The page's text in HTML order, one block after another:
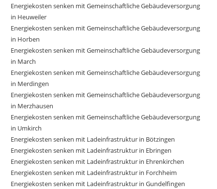
Energiekosten senken mit Gemeinschaftliche Gebäudeversorgung
in Heuweiler
Energiekosten senken mit Gemeinschaftliche Gebäudeversorgung
in Horben
Energiekosten senken mit Gemeinschaftliche Gebäudeversorgung
in March
Energiekosten senken mit Gemeinschaftliche Gebäudeversorgung
in Merdingen
Energiekosten senken mit Gemeinschaftliche Gebäudeversorgung
in Merzhausen
Energiekosten senken mit Gemeinschaftliche Gebäudeversorgung
in Umkirch
Energiekosten senken mit Ladeinfrastruktur in Bötzingen
Energiekosten senken mit Ladeinfrastruktur in Ebringen
Energiekosten senken mit Ladeinfrastruktur in Ehrenkirchen
Energiekosten senken mit Ladeinfrastruktur in Forchheim
Energiekosten senken mit Ladeinfrastruktur in Gundelfingen